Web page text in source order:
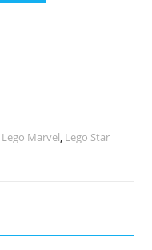
Lego Marvel, Lego Star